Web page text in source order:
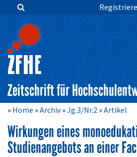
Zum
springen
Hauptnavigation
Inhalt
Sidebar
Zeitschrift für
Home Archiv Jg.3/Nr.2 Artikel
Wirkungen eines
Studienangebots an einer